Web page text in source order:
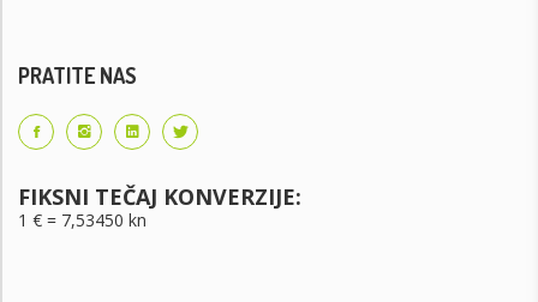
PRATITE NAS
FIKSNI TEČAJ KONVERZIJE:
1 € = 7,53450 kn